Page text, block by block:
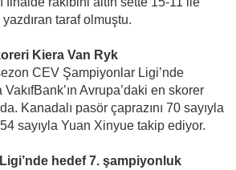
taraf olmuştu.
Kiera Van Ryk
CEV Şampiyonlar Ligi’nde
Avrupa’daki en skorer
Kanadalı pasör çaprazını 70 sayıyla
sayıyla Yuan Xinyue takip ediyor.
hedef 7. şampiyonluk